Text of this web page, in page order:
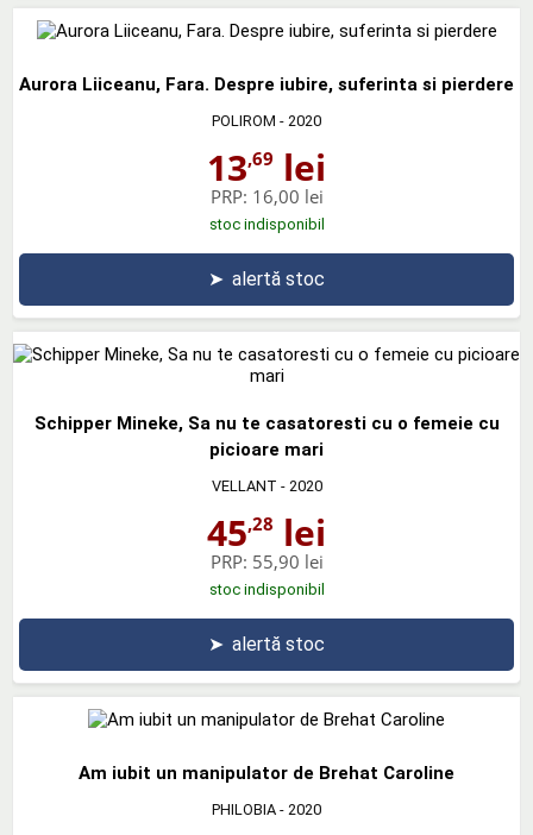
Aurora Liiceanu, Fara. Despre iubire, suferinta si pierdere
POLIROM - 2020
13,69 lei
PRP: 16,00 lei
stoc indisponibil
➤ alertă stoc
Schipper Mineke, Sa nu te casatoresti cu o femeie cu
picioare mari
VELLANT - 2020
45,28 lei
PRP: 55,90 lei
stoc indisponibil
➤ alertă stoc
Am iubit un manipulator de Brehat Caroline
PHILOBIA - 2020